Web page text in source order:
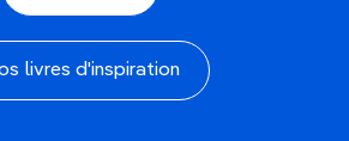
livres d'inspiration